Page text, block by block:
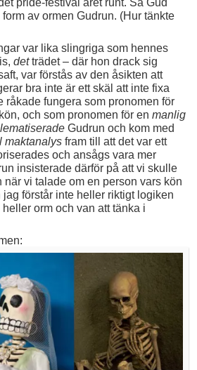
pride-festival året runt. Så Gud
av ormen Gudrun. (Hur tänkte
var lika slingriga som hennes
detträdet – där hon drack sig
var förstås av den åsikten att
bra inte är ett skäl att inte fixa
råkade fungera som pronomen för
och som pronomen för en manlig
Gudrun och kom med
maktanalys fram till att det var ett
och ansågs vara mer
insisterade därför på att vi skulle
när vi talade om en person vars kön
förstår inte heller riktigt logiken
orm och van att tänka i